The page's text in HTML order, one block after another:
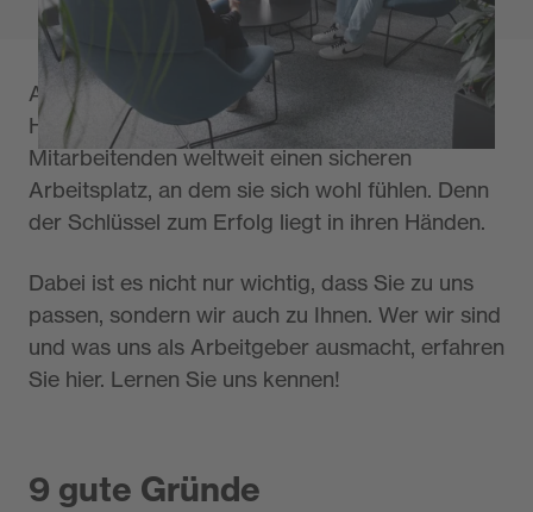
Als mittelständisches Unternehmen mit
Hauptsitz in Fürth bieten wir unseren
Mitarbeitenden weltweit einen sicheren
Arbeitsplatz, an dem sie sich wohl fühlen. Denn
der Schlüssel zum Erfolg liegt in ihren Händen.
Dabei ist es nicht nur wichtig, dass Sie zu uns
passen, sondern wir auch zu Ihnen. Wer wir sind
und was uns als Arbeitgeber ausmacht, erfahren
Sie hier. Lernen Sie uns kennen!
9 gute Gründe